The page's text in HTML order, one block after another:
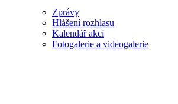
Zprávy
Hlášení rozhlasu
Kalendář akcí
Fotogalerie a videogalerie